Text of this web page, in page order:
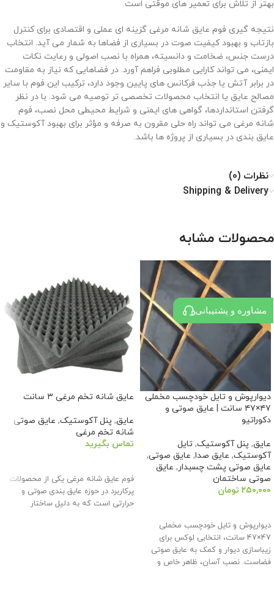
بهتر از تلاش برای تعمیر های موقتی است.
نتیجه گیری فوم عایق شانه مرغی گزینه ای عملی و اقتصادی برای کنترل
بازتاب و بهبود کیفیت صوت در بسیاری از فضاها به شمار می آید. انتخاب
درست جنس، ضخامت و دانسیته، همراه با نصب اصولی و رعایت نکات
ایمنی، می تواند کارایی مطلوبی فراهم آورد. در فضاهایی که نیاز به مقاومت
در برابر آتش یا جذب فرکانس های پایین وجود دارد، ترکیب این فوم با سایر
مصالح عایق یا انتخاب محصولات تخصصی تر توصیه می شود. با در نظر
گرفتن استانداردها، گواهی های ایمنی و شرایط محیطی محل نصب، فوم
شانه مرغی می تواند راه حلی مقرون به صرفه و مؤثر برای بهبود آکوستیک و
عایق بندی در بسیاری از پروژه ها باشد.
نظرات (0)
Shipping & Delivery
محصولات مشابه
دیوارپوش و تایل خودچسب مخملی
۴۷×۴۷ سانت | عایق صوتی و
دکوراتیو
عایق, پنل آکوستیک, تایل
آکوستیک, عایق صدا, عایق صوتی,
عایق صوتی پشت چسبدار, عایق
صوتی ساختمان
۲۵۰,۰۰۰ تومان
دیوارپوش و تایل خودچسب مخملی
47×47 سانت، انتخابی لوکس برای
زیباسازی دیوار و کمک به عایق صوتی
فضاست. نصب آسان، ظاهر خاص و
عایق شانه تخم مرغی ۳ سانت
عایق, پنل آکوستیک, عایق صوتی
شانه تخم مرغی
تماس بگیرید
فوم عایق شانه مرغی یکی از محصولات
پرکاربرد در حوزه عایق بندی صوتی و
حرارتی است که به دلیل ساختار
مشاوره و پشتیبانی